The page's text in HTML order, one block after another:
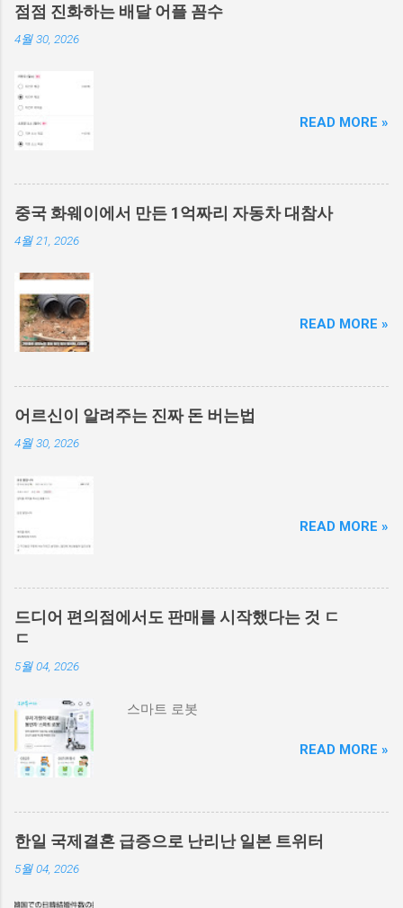
점점 진화하는 배달 어플 꼼수
4월 30, 2026
READ MORE »
중국 화웨이에서 만든 1억짜리 자동차 대참사
4월 21, 2026
READ MORE »
어르신이 알려주는 진짜 돈 버는법
4월 30, 2026
READ MORE »
드디어 편의점에서도 판매를 시작했다는 것 ㄷ
ㄷ
5월 04, 2026
스마트 로봇
READ MORE »
한일 국제결혼 급증으로 난리난 일본 트위터
5월 04, 2026